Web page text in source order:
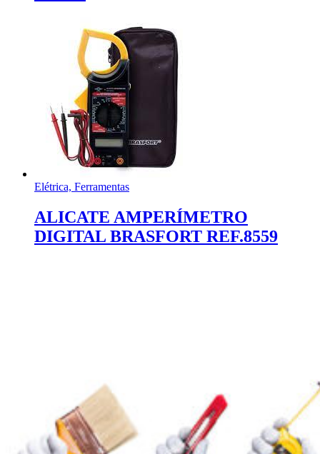
Elétrica, Ferramentas
ALICATE AMPERÍMETRO
DIGITAL BRASFORT REF.8559